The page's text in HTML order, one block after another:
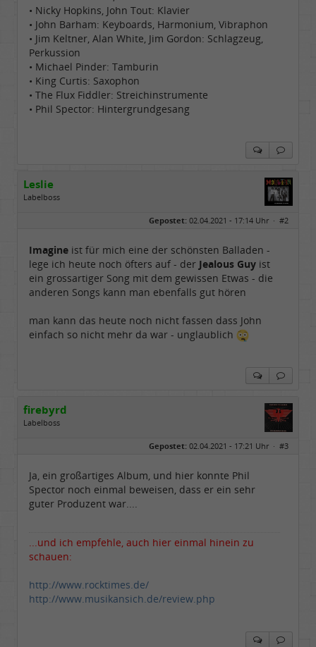
• Nicky Hopkins, John Tout: Klavier
• John Barham: Keyboards, Harmonium, Vibraphon
• Jim Keltner, Alan White, Jim Gordon: Schlagzeug,
Perkussion
• Michael Pinder: Tamburin
• King Curtis: Saxophon
• The Flux Fiddler: Streichinstrumente
• Phil Spector: Hintergrundgesang
Leslie
Labelboss
in der Mitte zwischen Kölnarena und Festhalle Ffm
Gepostet: 02.04.2021 - 17:14 Uhr · #2
Imagine ist für mich eine der schönsten Balladen -
lege ich heute noch öfters auf - der Jealous Guy ist
ein grossartiger Song mit dem gewissen Etwas - die
anderen Songs kann man ebenfalls gut hören
man kann das heute noch nicht fassen dass John
einfach so nicht mehr da war - unglaublich
firebyrd
Labelboss
Hausgeburt (Ausgeburt?)
Gepostet: 02.04.2021 - 17:21 Uhr · #3
Ja, ein großartiges Album, und hier konnte Phil
Spector noch einmal beweisen, dass er ein sehr
guter Produzent war....
...und ich empfehle, auch hier einmal hinein zu
schauen:
http://www.rocktimes.de/
http://www.musikansich.de/review.php